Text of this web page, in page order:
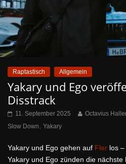
Raptastisch Allgemein
Yakary und Ego
Disstrack
11. September 2025 Octavius
Slow Down, Yakary
Yakary und Ego gehen auf Fler los –
Yakary und Ego zünden die nächste